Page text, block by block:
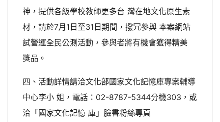
神，提供各級學校教師更多台 灣在地文化原生素
材，請於7月1日至31日期間，撥冗參與 本案網站
試營運全民公測活動，參與者將有機會獲得精美
獎品。
四、活動詳情請洽文化部國家文化記憶庫專案輔導
中心李小 姐，電話：02-8787-5344分機303，或
洽「國家文化記憶 庫」臉書粉絲專頁